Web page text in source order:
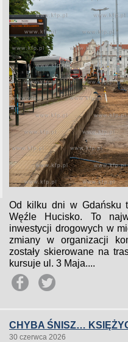
Od kilku dni w Gdańsku
Węźle Hucisko. To
inwestycji drogowych w
zmiany w organizacji
zostały skierowane na
kursuje ul. 3 Maja....
CHYBA ŚNISZ…
30 czerwca 2026